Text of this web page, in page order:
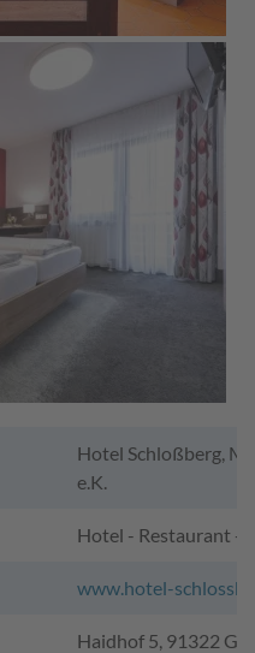
Hotel Schloßberg,
e.K.
Hotel - Restaurant -
www.hotel-
Haidhof 5, 91322